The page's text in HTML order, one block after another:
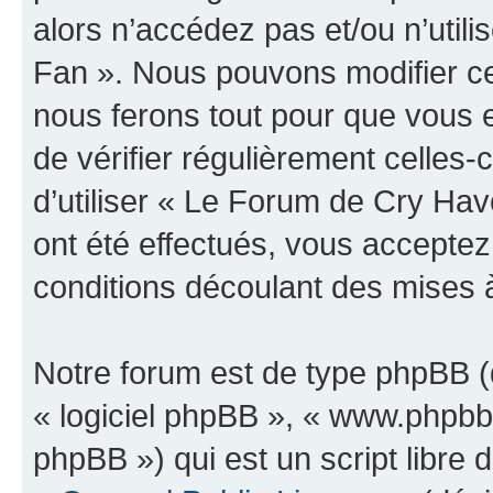
alors n’accédez pas et/ou
Fan ». Nous pouvons modifier
nous ferons tout pour que vous
de vérifier régulièrement
d’utiliser « Le Forum de Cry
ont été effectués, vous
conditions découlant des mises
Notre forum est de type phpBB
« logiciel phpBB », «
phpBB ») qui est un script libre